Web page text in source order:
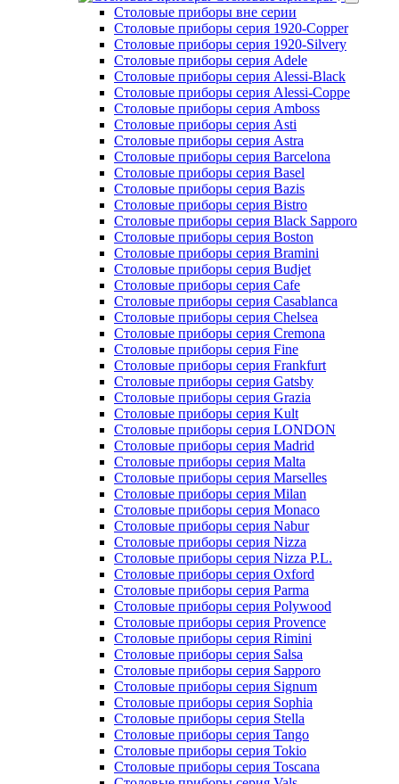
Столовые приборы вне серии
Столовые приборы серия 1920-Copper
Столовые приборы серия 1920-Silvery
Столовые приборы серия Adele
Столовые приборы серия Alessi-Black
Столовые приборы серия Alessi-Coppe
Столовые приборы серия Amboss
Столовые приборы серия Asti
Столовые приборы серия Astra
Столовые приборы серия Barcelona
Столовые приборы серия Basel
Столовые приборы серия Bazis
Столовые приборы серия Bistro
Столовые приборы серия Black Sapporo
Столовые приборы серия Boston
Столовые приборы серия Bramini
Столовые приборы серия Budjet
Столовые приборы серия Cafe
Столовые приборы серия Casablanca
Столовые приборы серия Chelsea
Столовые приборы серия Cremona
Столовые приборы серия Fine
Столовые приборы серия Frankfurt
Столовые приборы серия Gatsby
Столовые приборы серия Grazia
Столовые приборы серия Kult
Столовые приборы серия LONDON
Столовые приборы серия Madrid
Столовые приборы серия Malta
Столовые приборы серия Marselles
Столовые приборы серия Milan
Столовые приборы серия Monaco
Столовые приборы серия Nabur
Столовые приборы серия Nizza
Столовые приборы серия Nizza P.L.
Столовые приборы серия Oxford
Столовые приборы серия Parma
Столовые приборы серия Polywood
Столовые приборы серия Provence
Столовые приборы серия Rimini
Столовые приборы серия Salsa
Столовые приборы серия Sapporo
Столовые приборы серия Signum
Столовые приборы серия Sophia
Столовые приборы серия Stella
Столовые приборы серия Tango
Столовые приборы серия Tokio
Столовые приборы серия Toscana